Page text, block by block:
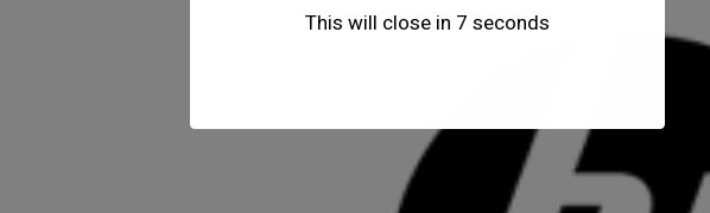
This will close in 7 seconds